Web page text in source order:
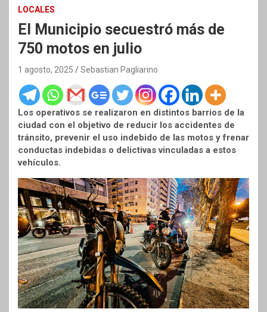
LOCALES
El Municipio secuestró más de
750 motos en julio
1 agosto, 2025 Sebastian Pagliarino
Los operativos se realizaron en distintos barrios de la
ciudad con el objetivo de reducir los accidentes de
tránsito, prevenir el uso indebido de las motos y frenar
conductas indebidas o delictivas vinculadas a estos
vehículos.